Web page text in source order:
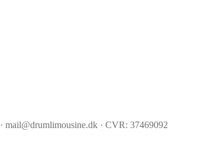
mail@drumlimousine.dk · CVR: 37469092